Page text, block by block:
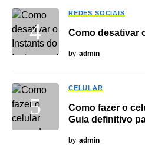
REDES SOCIAIS
Como desativar
by admin
CELULAR
Como fazer o
Guia definitivo
by admin